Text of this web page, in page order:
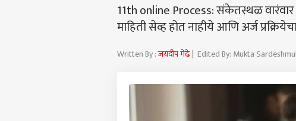
11th online Process: संकेतस्थळ वारंवार
माहिती सेव्ह होत नाहीये आणि अर्ज
Written By :जयदीप मेढे| Edited By: Mukta